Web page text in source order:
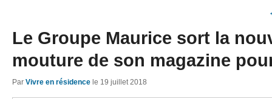
Le Groupe Maurice sort la
mouture de son magazine
Par Vivre en résidence le 19 juillet 2018